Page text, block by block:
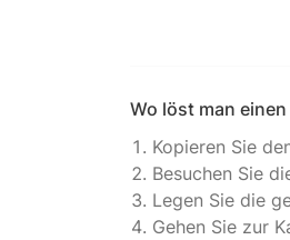
Wo löst man
Kopieren Sie
Besuchen Sie
Legen Sie die
Gehen Sie zur